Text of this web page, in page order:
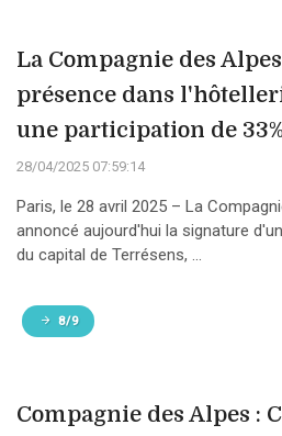
La Compagnie des
présence dans
une participation de
28/04/2025 07:59:14
Paris, le 28 avril 2025 – La
annoncé aujourd'hui la signature
du capital de Terrésens, ...
8/9
Compagnie des Alpes :